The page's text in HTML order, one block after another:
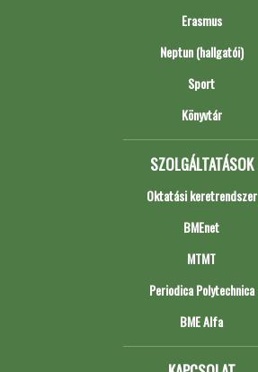
Erasmus
Neptun (hallgatói)
Sport
Könyvtár
SZOLGÁLTATÁSOK
Oktatási keretrendszer
BMEnet
MTMT
Periodica Polytechnica
BME Alfa